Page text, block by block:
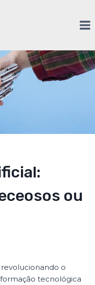
ou
o
tecnológica